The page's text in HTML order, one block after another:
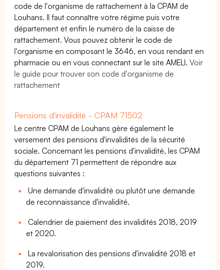
code de l'organisme de rattachement à la CPAM de
Louhans. Il faut connaître votre régime puis votre
département et enfin le numéro de la caisse de
rattachement. Vous pouvez obtenir le code de
l'organisme en composant le 3646, en vous rendant en
pharmacie ou en vous connectant sur le site AMELI.Voir
le guide pour trouver son code d'organisme de
rattachement
Pensions d'invalidité - CPAM 71502
Le centre CPAM de Louhans gère également le
versement des pensions d'invalidités de la sécurité
sociale. Concernant les pensions d'invalidité, les CPAM
du département 71 permettent de répondre aux
questions suivantes :
Une demande d'invalidité ou plutôt une demande
de reconnaissance d'invalidité.
Calendrier de paiement des invalidités 2018, 2019
et 2020.
La revalorisation des pensions d'invalidité 2018 et
2019.